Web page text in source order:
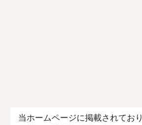
当ホームページに掲載されてお